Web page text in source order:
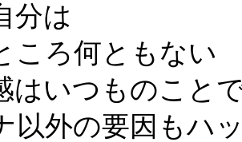
分は
ころ何ともない
はいつものこと
以外の要因もハ